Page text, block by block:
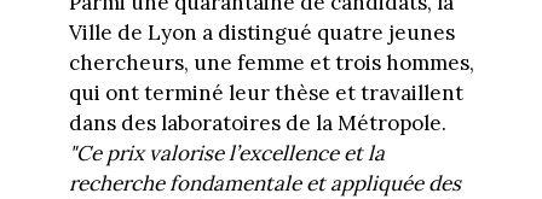
Ville de Lyon a distingué quatre jeunes
chercheurs, une femme et trois hommes,
qui ont terminé leur thèse et travaillent
dans des laboratoires de la Métropole.
"Ce prix valorise l’excellence et la
recherche fondamentale et appliquée des